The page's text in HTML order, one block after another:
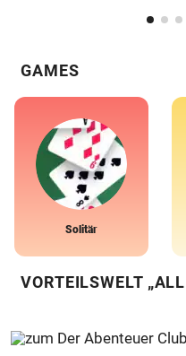
GAMES
Solitär
VORTEILSWELT